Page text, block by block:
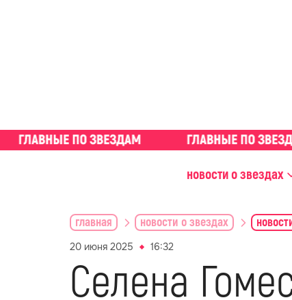
новости о звездах
главная новости о звездах
20 июня 2025 16:32
Селена